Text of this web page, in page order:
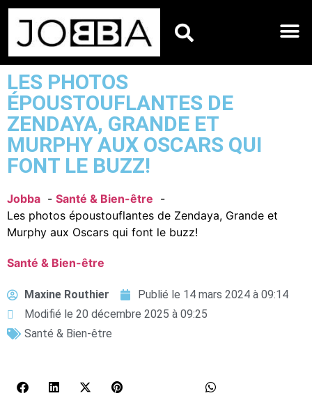
LES PHOTOS
ÉPOUSTOUFLANTES DE
ZENDAYA, GRANDE ET
MURPHY AUX OSCARS QUI
FONT LE BUZZ!
Jobba
Santé & Bien-être
Les photos époustouflantes de Zendaya, Grande et
Murphy aux Oscars qui font le buzz!
Santé & Bien-être
Maxine Routhier Publié le 14 mars 2024 à 09:14
Modifié le 20 décembre 2025 à 09:25
Santé & Bien-être